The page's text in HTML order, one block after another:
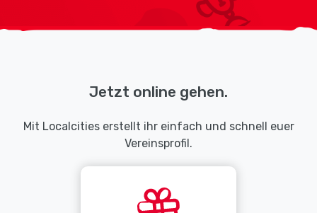
Jetzt online gehen.
Mit Localcities erstellt ihr einfach und schnell euer
Vereinsprofil.